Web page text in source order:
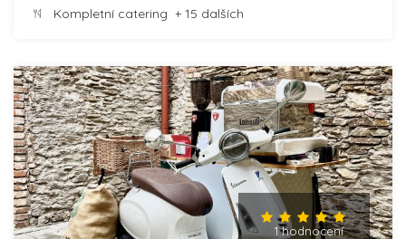
Kompletní catering + 15 dalších
1 hodnocení